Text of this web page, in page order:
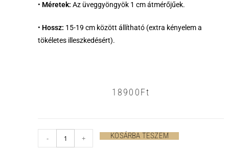
• Méretek: Az üveggyöngyök 1 cm átmérőjűek.
• Hossz: 15-19 cm között állítható (extra kényelem a
tökéletes illeszkedésért).
18900Ft
- + KOSÁRBA TESZEM